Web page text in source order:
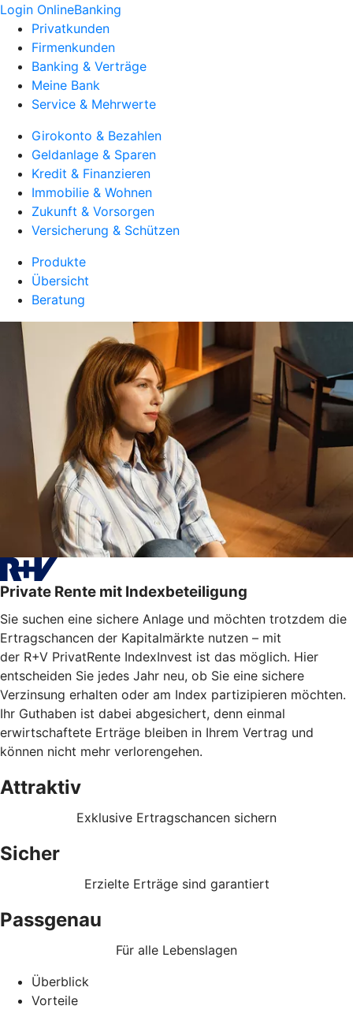
Login OnlineBanking
Privatkunden
Firmenkunden
Banking & Verträge
Meine Bank
Service & Mehrwerte
Girokonto & Bezahlen
Geldanlage & Sparen
Kredit & Finanzieren
Immobilie & Wohnen
Zukunft & Vorsorgen
Versicherung & Schützen
Produkte
Übersicht
Beratung
Private Rente mit Indexbeteiligung
Sie suchen eine sichere Anlage und möchten trotzdem die
Ertragschancen der Kapitalmärkte nutzen – mit
der R+V PrivatRente IndexInvest ist das möglich. Hier
entscheiden Sie jedes Jahr neu, ob Sie eine sichere
Verzinsung erhalten oder am Index partizipieren möchten.
Ihr Guthaben ist dabei abgesichert, denn einmal
erwirtschaftete Erträge bleiben in Ihrem Vertrag und
können nicht mehr verlorengehen.
Attraktiv
Exklusive Ertragschancen sichern
Sicher
Erzielte Erträge sind garantiert
Passgenau
Für alle Lebenslagen
Überblick
Vorteile